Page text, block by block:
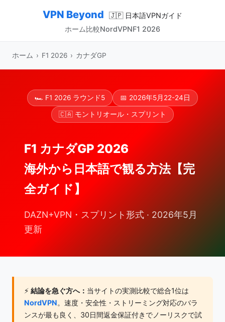
VPN Beyond
🇯🇵 日本語VPNガイド
ホーム比較NordVPNF1 2026
ホーム › F1 2026 › カナダGP
🏎️ F1 2026 ラウンド5 📅 2026年5月22-24日
🇨🇦 モントリオール・スプリント
F1 カナダGP 2026
海外から日本語で観る方法【完
全ガイド】
DAZN+VPN・スプリント形式 · 2026年5月
更新
⚡ 結論を急ぐ方へ： 当サイトの実測比較で総合1位は
NordVPN。速度・安全性・ストリーミング対応のバラ
ンスが最も良く、30日間返金保証付きでノーリスクで試